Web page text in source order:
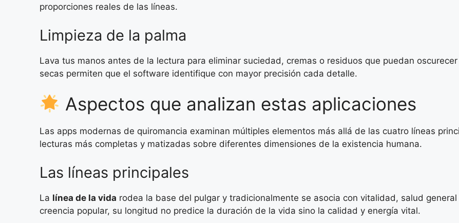
proporciones reales de las líneas.
Limpieza de la palma
Lava tus manos antes de la lectura para eliminar suciedad, cremas o residuos que puedan
secas permiten que el software identifique con mayor precisión cada detalle.
Aspectos que analizan estas aplicaciones
Las apps modernas de quiromancia examinan múltiples elementos más allá de las cuatro líneas
lecturas más completas y matizadas sobre diferentes dimensiones de la existencia humana.
Las líneas principales
La línea de la vida rodea la base del pulgar y tradicionalmente se asocia con vitalidad, salud
creencia popular, su longitud no predice la duración de la vida sino la calidad y energía vital.